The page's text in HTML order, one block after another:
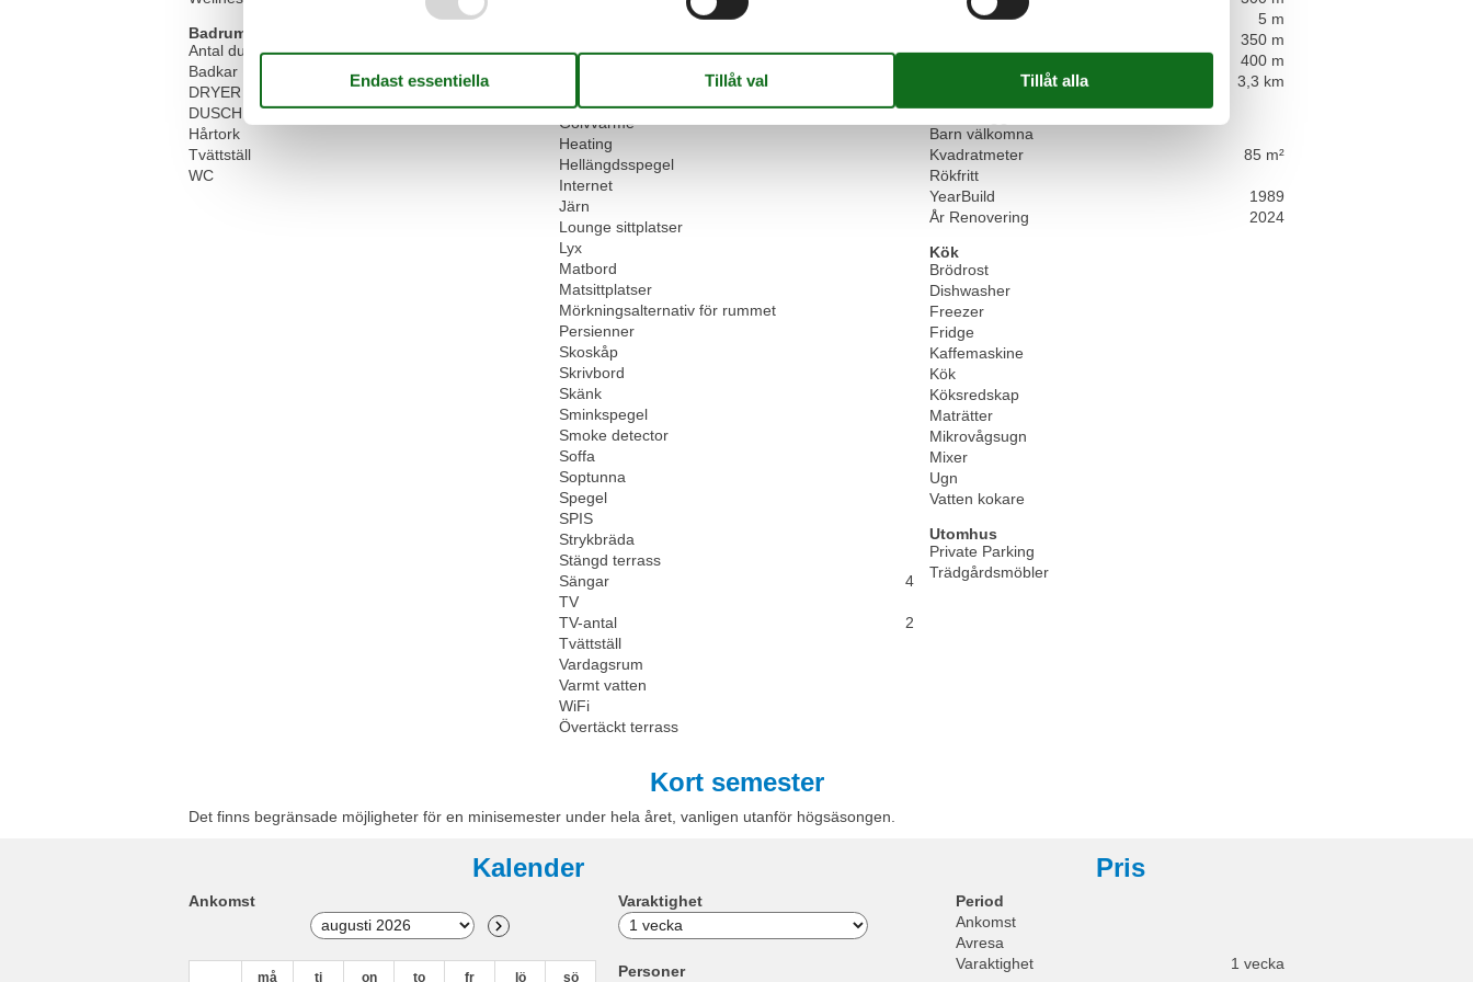
Badrum
Antal duschar
1
Badkar
DRYER
DUSCH
Hårtork
Tvättställ
WC
Dammsugare
Garderob
Golvvärme
Heating
Hellängdsspegel
Internet
Järn
Lounge sittplatser
Lyx
Matbord
Matsittplatser
Mörkningsalternativ för rummet
Persienner
Skoskåp
Skrivbord
Skänk
Sminkspegel
Smoke detector
Soffa
Soptunna
Spegel
SPIS
Strykbräda
Stängd terrass
Sängar
4
TV
TV-antal
2
Tvättställ
Vardagsrum
Varmt vatten
WiFi
Övertäckt terrass
SeaDistance
5 m
350 m
400 m
Strandavstånd
3,3 km
Barn välkomna
Kvadratmeter
85 m²
Rökfritt
YearBuild
1989
År Renovering
2024
Kök
Brödrost
Dishwasher
Freezer
Fridge
Kaffemaskine
Kök
Köksredskap
Maträtter
Mikrovågsugn
Mixer
Ugn
Vatten kokare
Utomhus
Private Parking
Trädgårdsmöbler
Kort semester
Det finns begränsade möjligheter för en minisemester under hela året, vanligen utanför högsäsongen.
Kalender
Ankomst
må ti on to fr lö sö
Varaktighet
Personer
Pris
Period
Ankomst
Avresa
Varaktighet
1 vecka